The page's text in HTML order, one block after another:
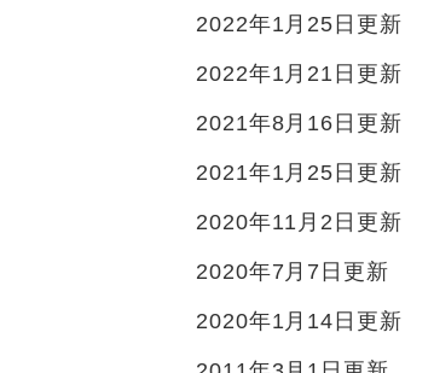
2022年1月25日更新
2022年1月21日更新
2021年8月16日更新
2021年1月25日更新
2020年11月2日更新
2020年7月7日更新
2020年1月14日更新